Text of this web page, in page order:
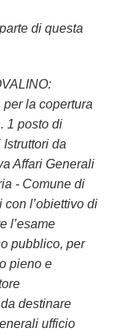
di questa
la copertura
1 posto di
da
Affari Generali
- Comune di
l’obiettivo di
l’esame
pubblico, per
pieno e
destinare
ufficio